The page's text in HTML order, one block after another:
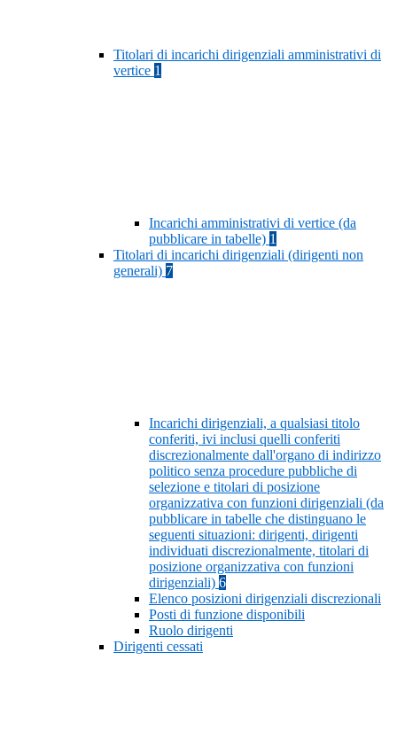
Titolari di incarichi dirigenziali amministrativi di
vertice 1
Incarichi amministrativi di vertice (da
pubblicare in tabelle) 1
Titolari di incarichi dirigenziali (dirigenti non
generali) 7
Incarichi dirigenziali, a qualsiasi titolo
conferiti, ivi inclusi quelli conferiti
discrezionalmente dall'organo di indirizzo
politico senza procedure pubbliche di
selezione e titolari di posizione
organizzativa con funzioni dirigenziali (da
pubblicare in tabelle che distinguano le
seguenti situazioni: dirigenti, dirigenti
individuati discrezionalmente, titolari di
posizione organizzativa con funzioni
dirigenziali) 6
Elenco posizioni dirigenziali discrezionali
Posti di funzione disponibili
Ruolo dirigenti
Dirigenti cessati